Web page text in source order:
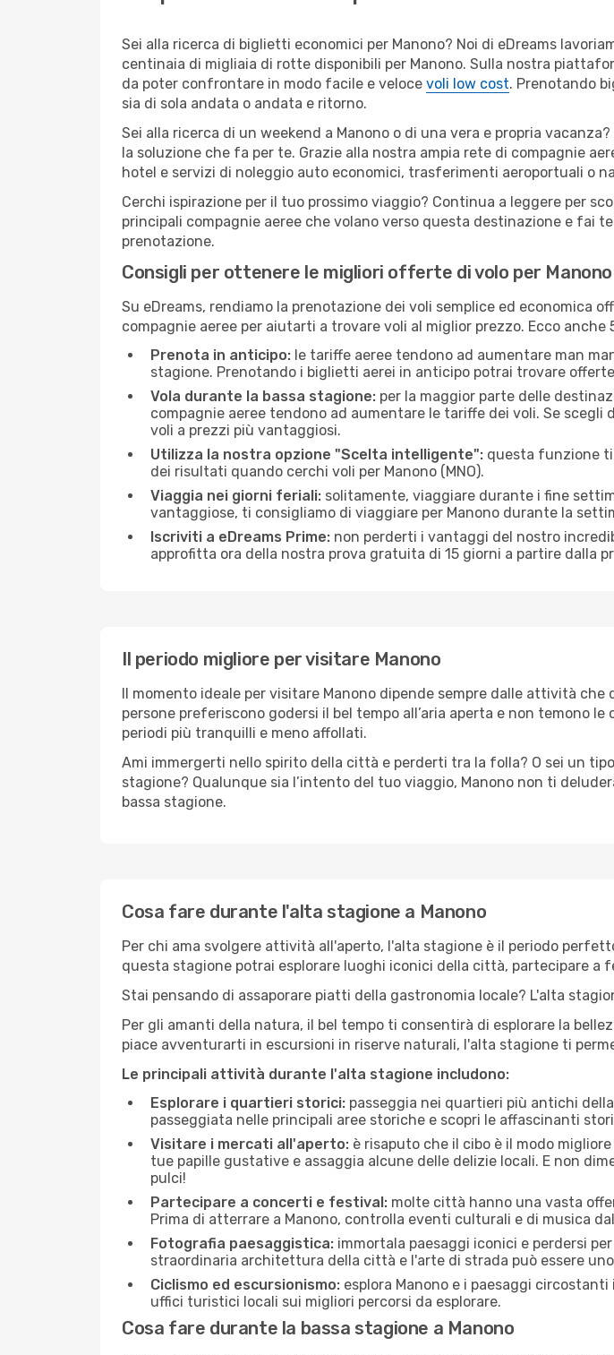
Sei alla ricerca di biglietti economici per Manono? Noi di eDreams
centinaia di migliaia di rotte disponibili per Manono. Sulla nostra
da poter confrontare in modo facile e veloce voli low cost. Prenotando
sia di sola andata o andata e ritorno.
Sei alla ricerca di un weekend a Manono o di una vera e propria
la soluzione che fa per te. Grazie alla nostra ampia rete di compagnie
hotel e servizi di noleggio auto economici, trasferimenti aeroportuali o
Cerchi ispirazione per il tuo prossimo viaggio? Continua a leggere per
principali compagnie aeree che volano verso questa destinazione e fai
prenotazione.
Consigli per ottenere le migliori offerte di volo per Manono
Su eDreams, rendiamo la prenotazione dei voli semplice ed economica
compagnie aeree per aiutarti a trovare voli al miglior prezzo. Ecco
Prenota in anticipo: le tariffe aeree tendono ad aumentare man
stagione. Prenotando i biglietti aerei in anticipo potrai trovare
Vola durante la bassa stagione: per la maggior parte delle
compagnie aeree tendono ad aumentare le tariffe dei voli. Se
voli a prezzi più vantaggiosi.
Utilizza la nostra opzione "Scelta intelligente": questa funzione
dei risultati quando cerchi voli per Manono (MNO).
Viaggia nei giorni feriali: solitamente, viaggiare durante i fine
vantaggiose, ti consigliamo di viaggiare per Manono durante la
Iscriviti a eDreams Prime: non perderti i vantaggi del nostro
approfitta ora della nostra prova gratuita di 15 giorni a partire dalla
Il periodo migliore per visitare Manono
Il momento ideale per visitare Manono dipende sempre dalle attività
persone preferiscono godersi il bel tempo all’aria aperta e non temono
periodi più tranquilli e meno affollati.
Ami immergerti nello spirito della città e perderti tra la folla? O sei un
stagione? Qualunque sia l’intento del tuo viaggio, Manono non ti
bassa stagione.
Cosa fare durante l'alta stagione a Manono
Per chi ama svolgere attività all'aperto, l'alta stagione è il periodo
questa stagione potrai esplorare luoghi iconici della città, partecipare a
Stai pensando di assaporare piatti della gastronomia locale? L'alta
Per gli amanti della natura, il bel tempo ti consentirà di esplorare la
piace avventurarti in escursioni in riserve naturali, l'alta stagione ti
Le principali attività durante l'alta stagione includono:
Esplorare i quartieri storici: passeggia nei quartieri più antichi
passeggiata nelle principali aree storiche e scopri le affascinanti
Visitare i mercati all'aperto: è risaputo che il cibo è il modo
tue papille gustative e assaggia alcune delle delizie locali. E non
pulci!
Partecipare a concerti e festival: molte città hanno una vasta
Prima di atterrare a Manono, controlla eventi culturali e di musica
Fotografia paesaggistica: immortala paesaggi iconici e perdersi
straordinaria architettura della città e l'arte di strada può essere
Ciclismo ed escursionismo: esplora Manono e i paesaggi
uffici turistici locali sui migliori percorsi da esplorare.
Cosa fare durante la bassa stagione a Manono